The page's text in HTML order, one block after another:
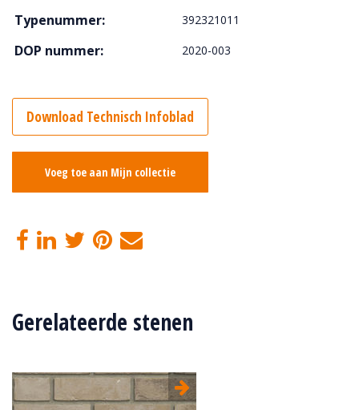
Typenummer: 392321011
DOP nummer: 2020-003
Download Technisch Infoblad
Voeg toe aan Mijn collectie
Gerelateerde stenen